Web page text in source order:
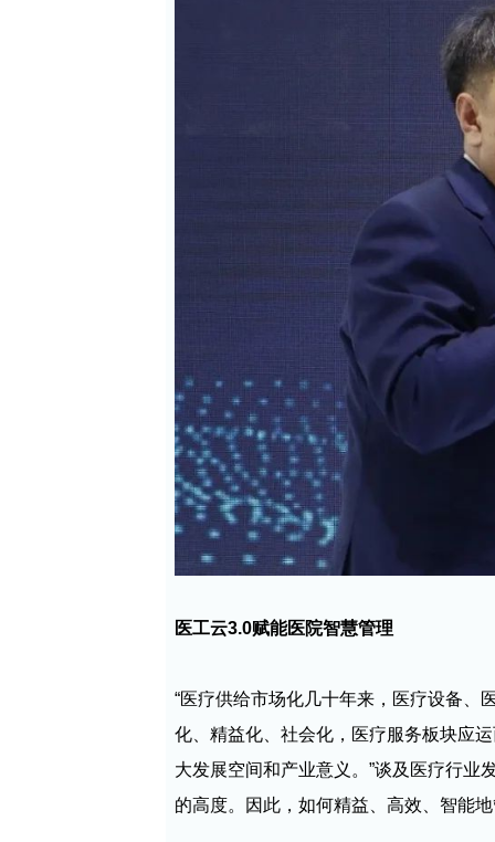
医工云3.0赋能医院智慧管理
“医疗供给市场化几十年来，医疗设备、
化、精益化、社会化，医疗服务板块应
大发展空间和产业意义。”谈及医疗行业
的高度。因此，如何精益、高效、智能